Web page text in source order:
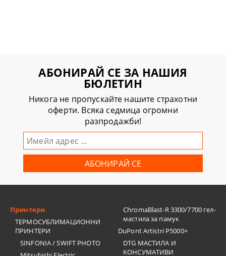
АБОНИРАЙ СЕ ЗА НАШИЯ
БЮЛЕТИН
Никога не пропускайте нашите страхотни
оферти. Всяка седмица огромни
разпродажби!
Принтери
ТЕРМОСУБЛИМАЦИОННИ
ПРИНТЕРИ
SINFONIA / SWIFT PHOTO
ChromaBlast-R 3300/7700 гел-
мастила за памук
DuPont Artistri P5000+
DTG МАСТИЛА И
КОНСУМАТИВИ